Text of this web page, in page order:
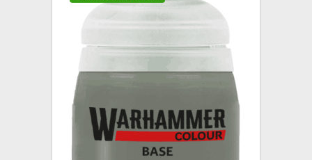
XZONE CLUB